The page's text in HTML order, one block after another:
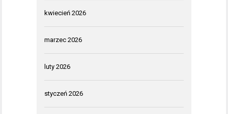
kwiecień 2026
marzec 2026
luty 2026
styczeń 2026